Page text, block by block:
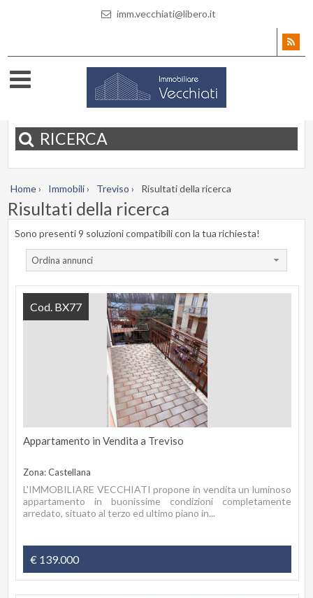
imm.vecchiati@libero.it
RICERCA
Home› Immobili› Treviso › Risultati della ricerca
Risultati della ricerca
Sono presenti 9 soluzioni compatibili con la tua richiesta!
Ordina annunci
Appartamento in Vendita a Treviso
Zona: Castellana
L'IMMOBILIARE VECCHIATI propone in vendita un luminoso
appartamento in buonissime condizioni completamente
arredato, situato al terzo ed ultimo piano in...
€ 139.000
Cod. BX77